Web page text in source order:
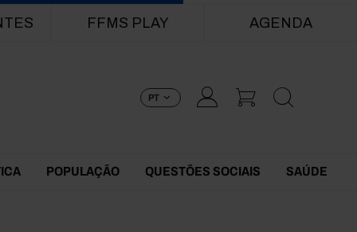
FFMS PLAY AGENDA
PT
POPULAÇÃO QUESTÕES SOCIAIS SAÚDE